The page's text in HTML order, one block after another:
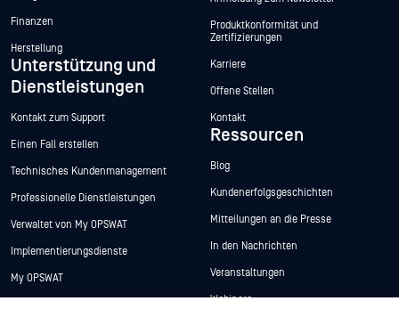
Finanzen
Herstellung
Unterstützung und
Dienstleistungen
Kontakt zum Support
Einen Fall erstellen
Technisches Kundenmanagement
Professionelle Dienstleistungen
Verwaltet von My OPSWAT
Implementierungsdienste
My OPSWAT
Produktkonformität und
Zertifizierungen
Karriere
Offene Stellen
Kontakt
Ressourcen
Blog
Kundenerfolgsgeschichten
Mitteilungen an die Presse
In den Nachrichten
Veranstaltungen
Webinare